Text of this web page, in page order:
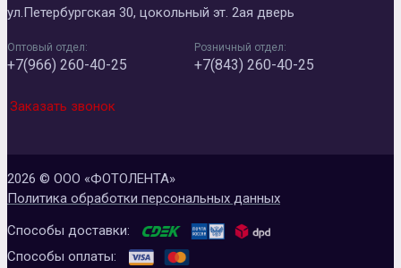
ул.Петербургская 30, цокольный эт. 2ая дверь
Оптовый отдел:
+7(966) 260-40-25
Розничный отдел:
+7(843) 260-40-25
Заказать звонок
2026 © ООО «ФОТОЛЕНТА»
Политика обработки персональных данных
Способы доставки:
Способы оплаты: